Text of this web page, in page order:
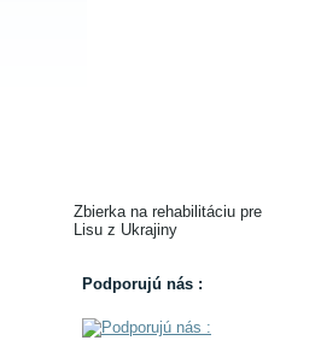
Zbierka na rehabilitáciu pre
Lisu z Ukrajiny
Podporujú nás :